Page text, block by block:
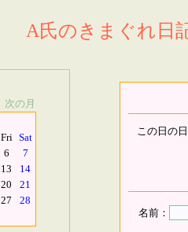
A氏のきまぐれ日
次の月
Fri Sat
6
7
13
14
20
21
27
28
この日の
名前：